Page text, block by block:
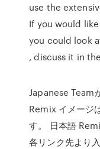
use the
If you would
you could look
, discuss it in
Japanese Team
Remix イメージ
す。 日本語
各リンク先より